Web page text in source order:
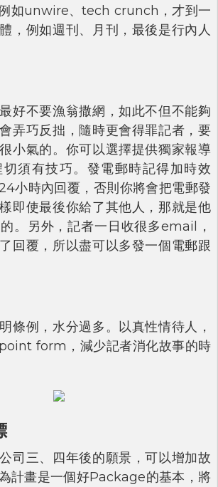
如unwire、tech crunch，才到一
，例如週刊、月刊，最後是行內人
好不要漁翁撒網，如此不但不能夠
弄巧反拙，隨時更會得罪記者，要
小氣的。你可以選擇提供獨家報導
須有技巧。發電郵時記得加時效
小時內回覆，否則你將會把電郵發
即使最後你給了其他人，那就是他
。另外，記者一日收很多email，
回覆，所以盡可以多發一個電郵跟
條例，水分過多。以真性情待人，
form，減少記者消化故事的時
司三、四年後的願景，可以增加故
計畫是一個好Package的基本，將